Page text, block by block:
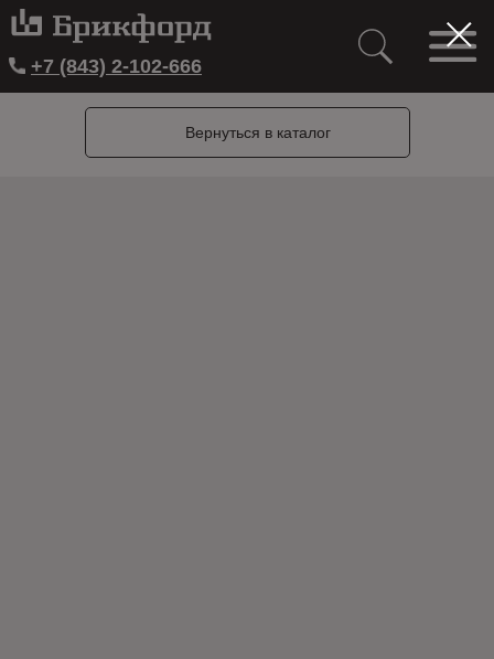
+7 (843) 2-102-666
Вернуться в каталог